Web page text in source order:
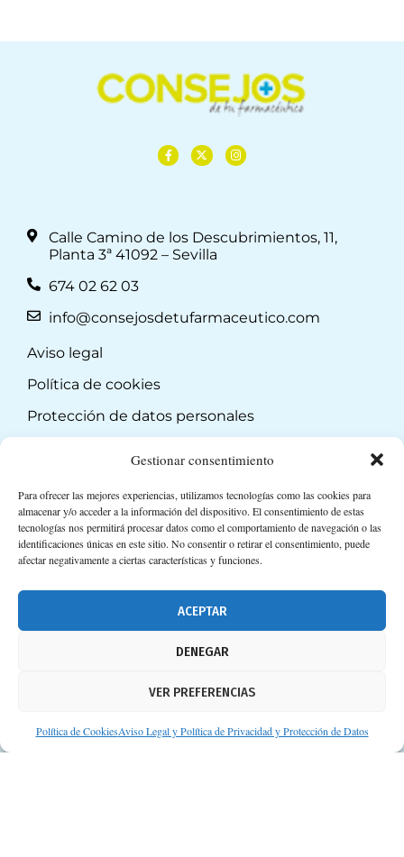
Gestionar consentimiento
Para ofrecer las mejores experiencias, utilizamos tecnologías como las cookies para
almacenar y/o acceder a la información del dispositivo. El consentimiento de estas
tecnologías nos permitirá procesar datos como el comportamiento de navegación o las
identificaciones únicas en este sitio. No consentir o retirar el consentimiento, puede
afectar negativamente a ciertas características y funciones.
ACEPTAR
DENEGAR
VER PREFERENCIAS
Política de CookiesAviso Legal y Política de Privacidad y Protección de Datos
Calle Camino de los Descubrimientos, 11,
Planta 3ª 41092 – Sevilla
674 02 62 03
info@consejosdetufarmaceutico.com
Aviso legal
Política de cookies
Protección de datos personales